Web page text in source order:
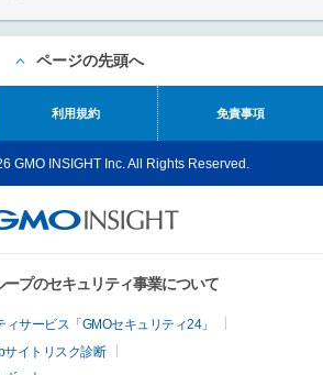
ページの先頭へ
利用規約 免責事項
GMO INSIGHT Inc. All Rights Reserved.
プのセキュリティ事業について
サービス「GMOセキュリティ24」
サイトリスク診断